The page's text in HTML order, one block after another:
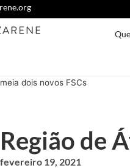
dois novos FSCs
Região de
fevereiro 19, 2021